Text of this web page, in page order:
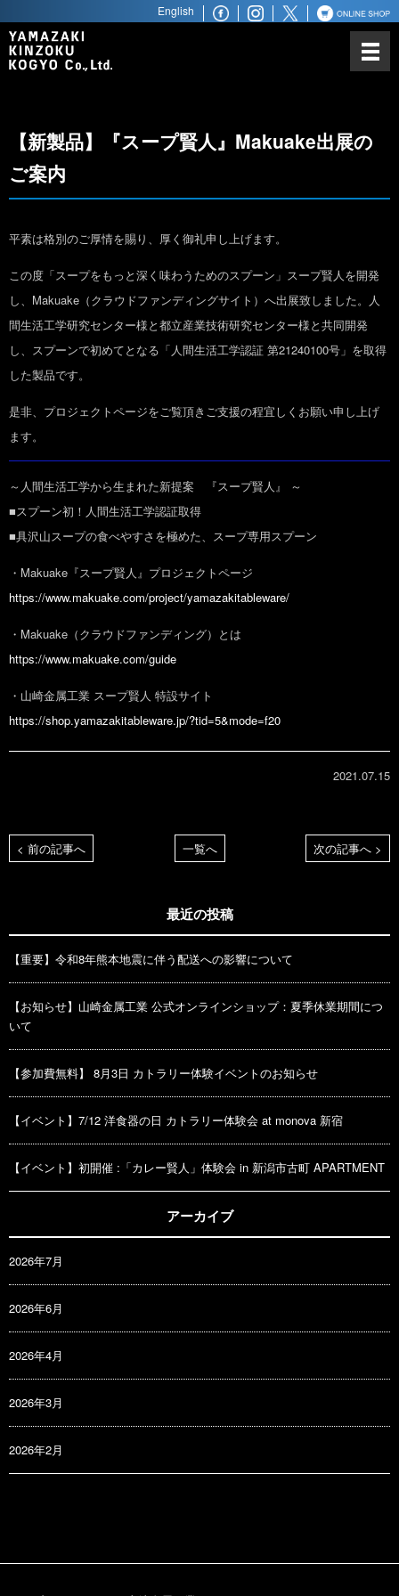
山崎金属工業について
世界最高水準の品質
ー
商品ラインアップ
ステンレス鋼材
English
【新製品】『スープ賢人』Makuake出展の
ご案内
平素は格別のご厚情を賜り、厚く御礼申し上げます。
この度「スープをもっと深く味わうためのスプーン」スープ賢人を開発
し、Makuake（クラウドファンディングサイト）へ出展致しました。人
間生活工学研究センター様と都立産業技術研究センター様と共同開発
し、スプーンで初めてとなる「人間生活工学認証 第21240100号」を取得
した製品です。
是非、プロジェクトページをご覧頂きご支援の程宜しくお願い申し上げ
ます。
～人間生活工学から生まれた新提案 『スープ賢人』 ～
■スプーン初！人間生活工学認証取得
■具沢山スープの食べやすさを極めた、スープ専用スプーン
・Makuake『スープ賢人』プロジェクトページ
https://www.makuake.com/project/yamazakitableware/
・Makuake（クラウドファンディング）とは
https://www.makuake.com/guide
・山崎金属工業 スープ賢人 特設サイト
https://shop.yamazakitableware.jp/?tid=5&mode=f20
2021.07.15
一覧へ
< 前の記事へ 次の記事へ >
最近の投稿
【重要】令和8年熊本地震に伴う配送への影響について
【お知らせ】山崎金属工業 公式オンラインショップ：夏季休業期間につ
いて
【参加費無料】 8月3日 カトラリー体験イベントのお知らせ
【イベント】7/12 洋食器の日 カトラリー体験会 at monova 新宿
【イベント】初開催 :「カレー賢人」体験会 in 新潟市古町 APARTMENT
アーカイブ
2026年7月
2026年6月
2026年4月
2026年3月
2026年2月